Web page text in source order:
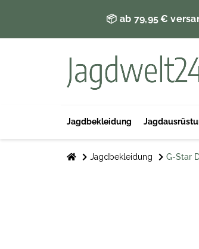
📦 ab 79,95 €
Jagdbekleidung
Jagdbekleidung G-Star